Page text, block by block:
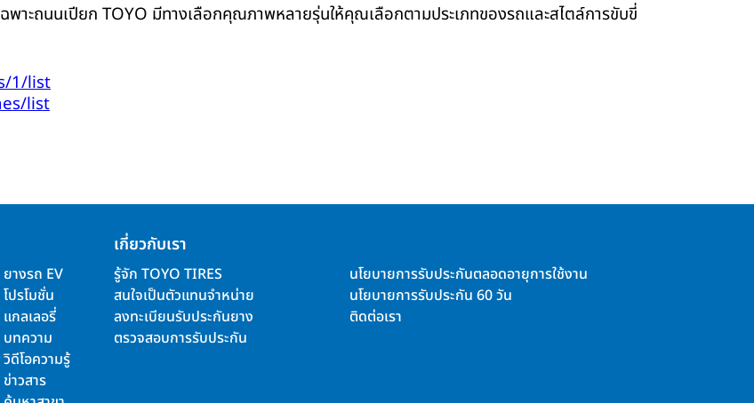
พาะถนนเปียก TOYO มีทางเลือกคุณภาพหลายรุ่นให้คุณเลือกตามประเภทของรถและสไตล์การขับขี่
1/list
list
ยางรถ EV
โปรโมชั่น
แกลเลอรี่
บทความ
วิดีโอความรู้
ข่าวสาร
เกี่ยวกับเรา
รู้จัก TOYO TIRES
สนใจเป็นตัวแทนจำหน่าย
ลงทะเบียนรับประกันยาง
ตรวจสอบการรับประกัน
นโยบายการรับประกันตลอดอายุการใช้งาน
นโยบายการรับประกัน 60 วัน
ติดต่อเรา